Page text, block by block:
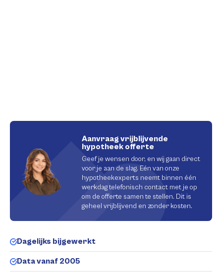
Aanvraag vrijblijvende
hypotheek offerte
Geef je wensen door, en wij gaan direct
voor je aan de slag. Eén van onze
hypotheekexperts neemt binnen één
werkdag telefonisch contact met je op
om de offerte samen te stellen. Dit is
geheel vrijblijvend en zonder kosten.
Dagelijks bijgewerkt
Data vanaf 2005